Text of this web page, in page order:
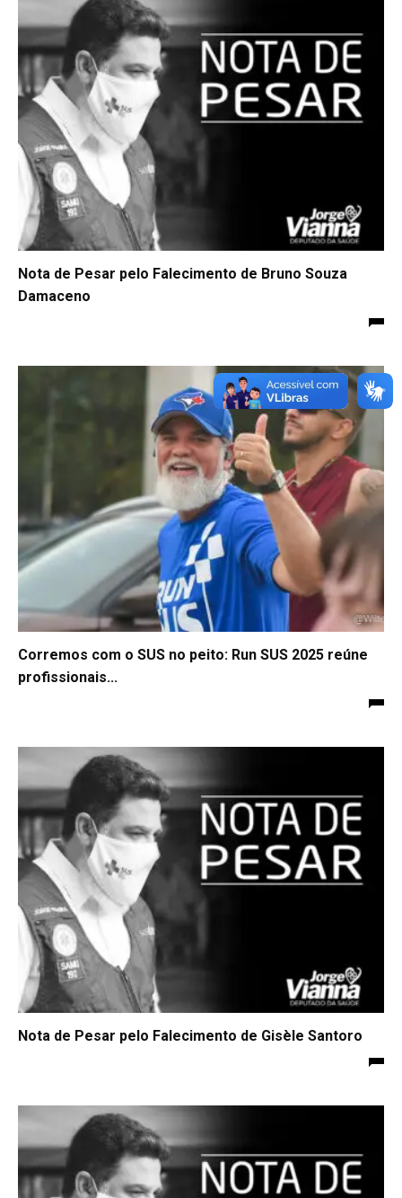
Nota de Pesar pelo Falecimento de Bruno Souza
Damaceno
Corremos com o SUS no peito: Run SUS 2025 reúne
profissionais...
Nota de Pesar pelo Falecimento de Gisèle Santoro